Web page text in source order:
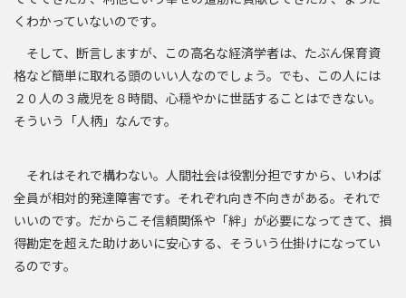
くわかっていないのです。
そして、断言しますが、この高名な経済学者は、たぶん保育資
格など簡単に取れる頭のいい人なのでしょう。でも、この人には
２０人の３歳児を８時間、心穏やかに世話することはできない。
そういう「人柄」なんです。
それはそれで構わない。人間社会は役割分担ですから、いわば
全員が相対的発達障害です。それぞれ向き不向きがある。それで
いいのです。だからこそ信頼関係や「絆」が必要になってきて、損
得勘定を超えた助けあいに安心する、そういう仕掛けになってい
るのです。